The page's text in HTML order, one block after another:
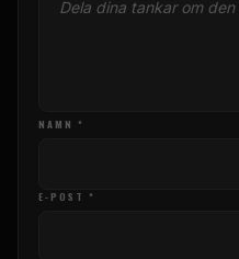
NAMN *
E-POST *